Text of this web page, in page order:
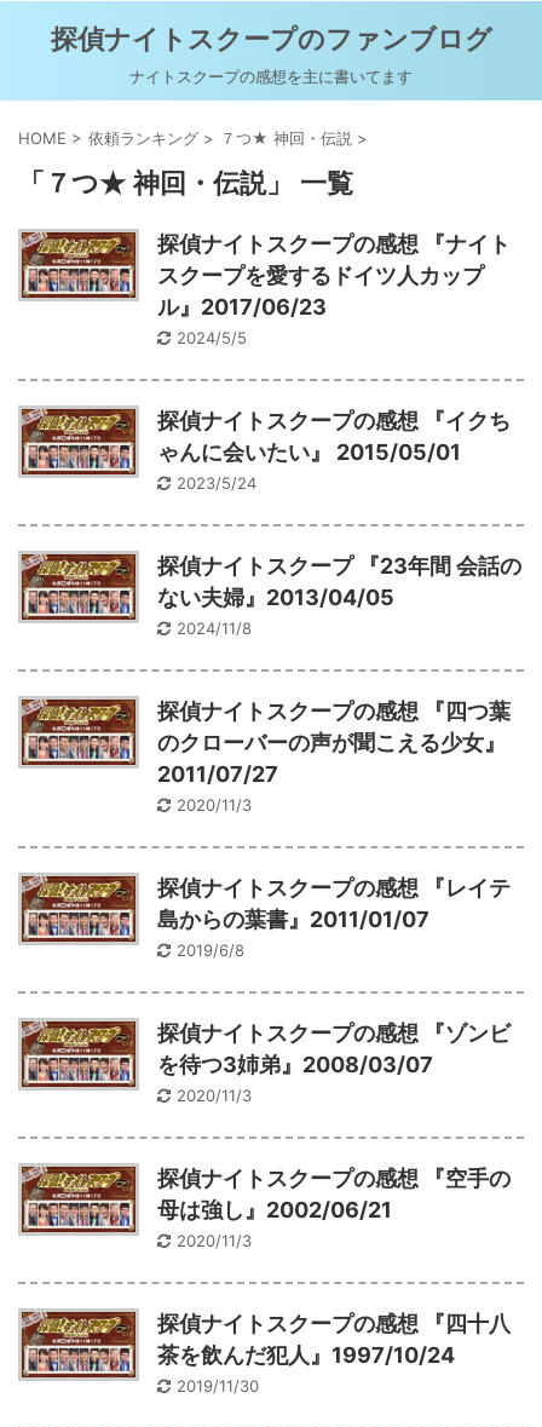
探偵ナイトスクープのファンブログ
ナイトスクープの感想を主に書いてます
HOME > 依頼ランキング > ７つ★ 神回・伝説 >
「７つ★ 神回・伝説」 一覧
探偵ナイトスクープの感想 『ナイト
スクープを愛するドイツ人カップ
ル』2017/06/23
2024/5/5
探偵ナイトスクープの感想 『イクち
ゃんに会いたい』 2015/05/01
2023/5/24
探偵ナイトスクープ 『23年間 会話の
ない夫婦』2013/04/05
2024/11/8
探偵ナイトスクープの感想 『四つ葉
のクローバーの声が聞こえる少女』
2011/07/27
2020/11/3
探偵ナイトスクープの感想 『レイテ
島からの葉書』2011/01/07
2019/6/8
探偵ナイトスクープの感想 『ゾンビ
を待つ3姉弟』2008/03/07
2020/11/3
探偵ナイトスクープの感想 『空手の
母は強し』2002/06/21
2020/11/3
探偵ナイトスクープの感想 『四十八
茶を飲んだ犯人』1997/10/24
2019/11/30